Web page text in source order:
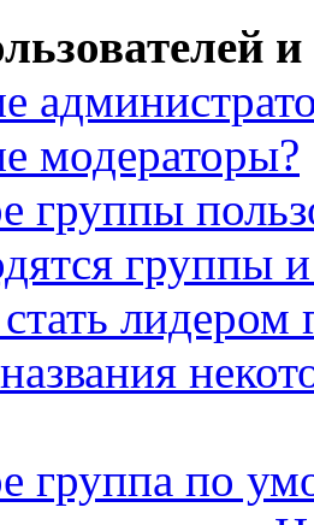
модераторы?
группы
группы
лидером
группа по